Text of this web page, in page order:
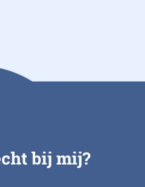
bij mij?